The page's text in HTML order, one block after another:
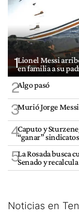
1Lionel Messi
en familia a su
2Algo pasó
3Murió Jorge
4Caputo y
“ganar”
5La Rosada busca
Senado y
Noticias en